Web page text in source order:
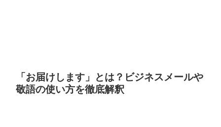
「お届けします」とは？ビジネスメールや
敬語の使い方を徹底解釈